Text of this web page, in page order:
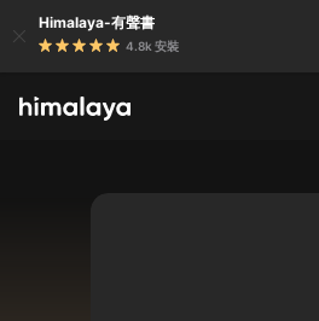
Himalaya-有聲書
4.8k 安裝